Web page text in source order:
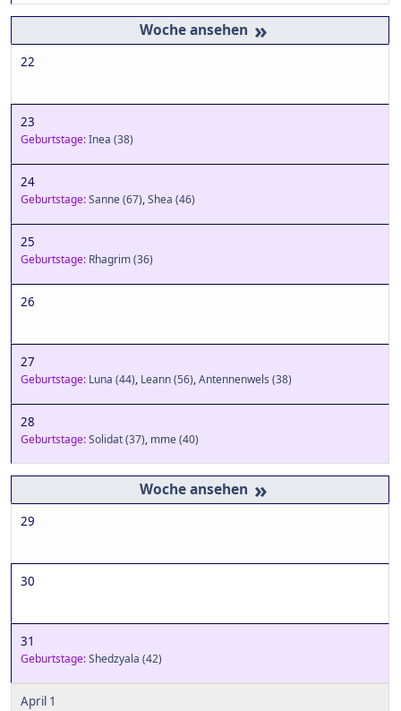
»
22
23
Geburtstage:Inea (38)
24
Geburtstage:Sanne(67),Shea (46)
25
Geburtstage: Rhagrim(36)
26
27
Geburtstage: Luna (44), Leann(56),Antennenwels (38)
28
Geburtstage:Solidat(37), mme(40)
»
29
30
31
Geburtstage:Shedzyala (42)
April 1